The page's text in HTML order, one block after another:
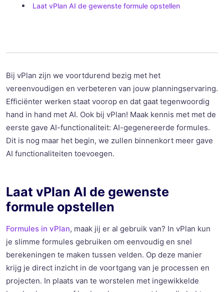
Laat vPlan AI de gewenste formule opstellen
Bij vPlan zijn we voortdurend bezig met het
vereenvoudigen en verbeteren van jouw planningservaring.
Efficiënter werken staat voorop en dat gaat tegenwoordig
hand in hand met AI. Ook bij vPlan! Maak kennis met met de
eerste gave AI-functionaliteit: AI-gegenereerde formules.
Dit is nog maar het begin, we zullen binnenkort meer gave
AI functionaliteiten toevoegen.
Laat vPlan AI de gewenste
formule opstellen
Formules in vPlan, maak jij er al gebruik van? In vPlan kun
je slimme formules gebruiken om eenvoudig en snel
berekeningen te maken tussen velden. Op deze manier
krijg je direct inzicht in de voortgang van je processen en
projecten. In plaats van te worstelen met ingewikkelde